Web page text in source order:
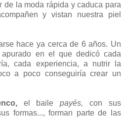
de la moda rápida y caduca para
y vistan nuestra piel
hace ya cerca de 6 años. Un
en el que dedicó cada
cada experiencia, a nutrir la
a poco conseguiría crear un
el bailepayés, con sus
formas..., forman parte de las